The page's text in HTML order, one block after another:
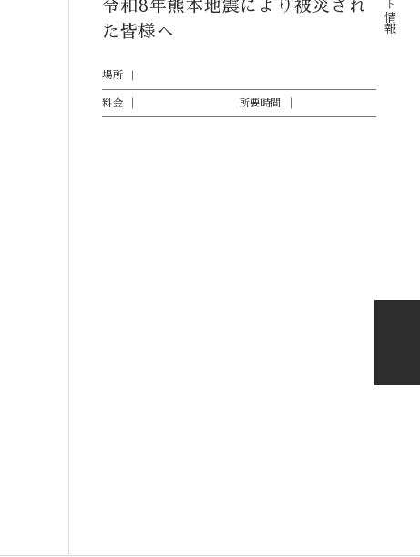
令和8年熊本地震により被災され
た皆様へ
場所
料金 所要時間